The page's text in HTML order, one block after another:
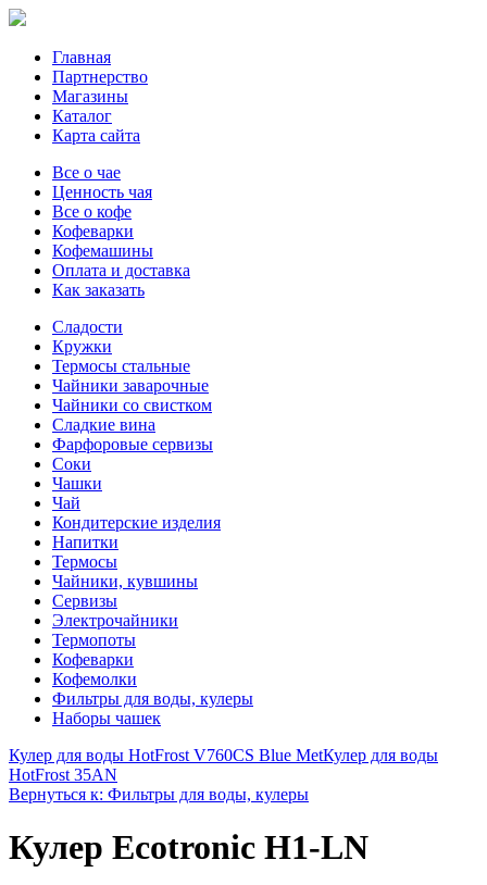
Главная
Партнерство
Магазины
Каталог
Карта сайта
Все о чае
Ценность чая
Все о кофе
Кофеварки
Кофемашины
Оплата и доставка
Как заказать
Сладости
Кружки
Термосы стальные
Чайники заварочные
Чайники со свистком
Сладкие вина
Фарфоровые сервизы
Соки
Чашки
Чай
Кондитерские изделия
Напитки
Термосы
Чайники, кувшины
Сервизы
Электрочайники
Термопоты
Кофеварки
Кофемолки
Фильтры для воды, кулеры
Наборы чашек
Кулер для воды HotFrost V760CS Blue MetКулер для воды
HotFrost 35AN
Вернуться к: Фильтры для воды, кулеры
Кулер Ecotronic H1-LN